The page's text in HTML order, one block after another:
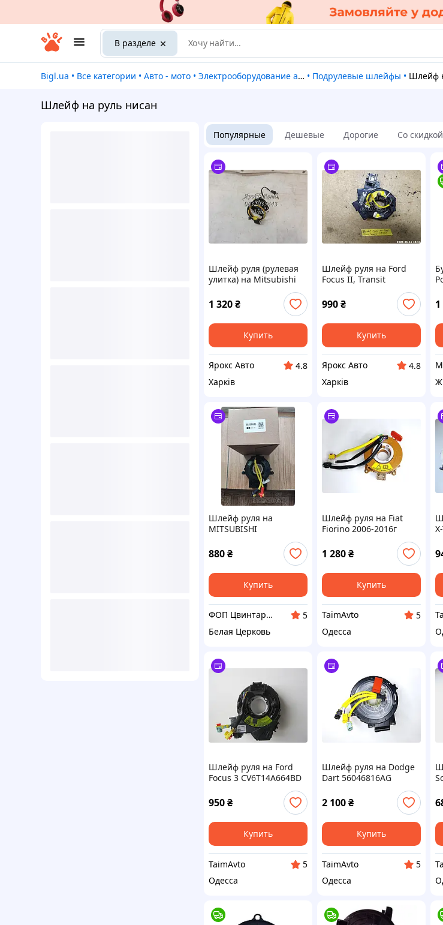
В разделе
Bigl.ua • Все категории • Авто - мото • Электрооборудование автомобилей • Подрулевые шлейфы •
Шлейф на руль нисан
Популярные Дешевые Дорогие Со скидкой
Шлейф руля (рулевая
улитка) на Mitsubishi
1 320₴
Купить
Ярокс Авто
4.8
Харків
Шлейф руля на Ford
Focus II, Transit
990₴
Купить
Ярокс Авто
4.8
Харків
Шлейф руля на
MITSUBISHI
OUTLANDER 8619A445
Митсубиси Аутлендер
880₴
Купить
ФОП Цвинтарний Сергій Васильович
5
Белая Церковь
Шлейф руля на Fiat
Fiorino 2006-2016г
подрулевой шлейф Fiat
Fiorino 59001157
1 280₴
Купить
TaimAvto
5
Одесса
Шлейф руля на Ford
Focus 3 CV6T14A664BD
950₴
Купить
TaimAvto
5
Одесса
Шлейф руля на Dodge
Dart 56046816AG
2 100₴
Купить
TaimAvto
5
Одесса